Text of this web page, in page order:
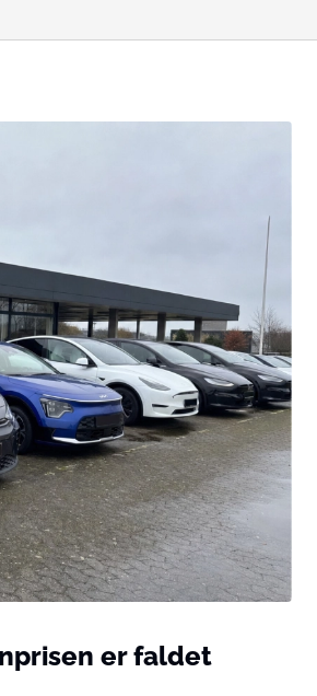
er faldet